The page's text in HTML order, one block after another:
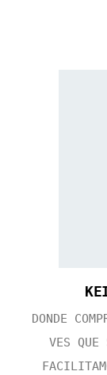
DONDE
VES QUE